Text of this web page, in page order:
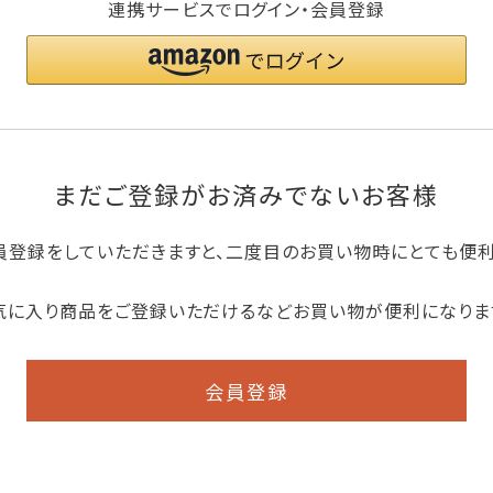
連携サービスでログイン・会員登録
まだご登録がお済みでないお客様
登録をしていただきますと、二度目のお買い物時にとても便
に入り商品をご登録いただけるなどお買い物が便利になりま
会員登録